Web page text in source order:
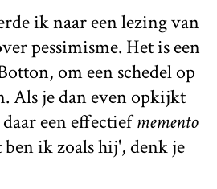
ik naar een lezing van
pessimisme. Het is een
om een schedel op
Als je dan even opkijkt
een effectiefmemento
ik zoals hij', denk je